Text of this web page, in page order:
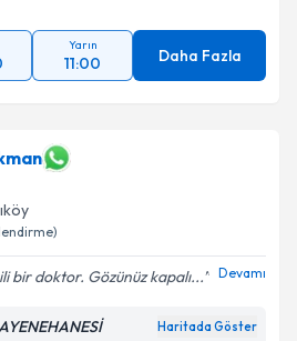
Yarın
11:00 Daha Fazla
bir doktor. Gözünüz kapalı... Devamı
Haritada Göster